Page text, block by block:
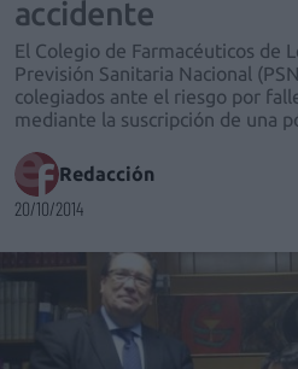
accidente
El Colegio de Farmacéuticos de
Previsión Sanitaria Nacional
colegiados ante el riesgo por
mediante la suscripción de una
Redacción
20/10/2014